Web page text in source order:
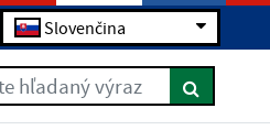
Slovenčina
hľadaný výraz